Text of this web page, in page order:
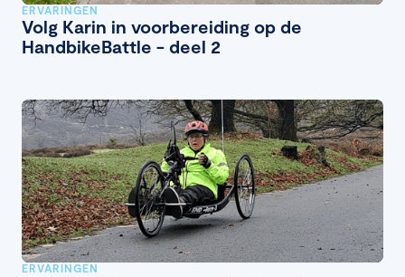
ERVARINGEN
Volg Karin in voorbereiding op de
HandbikeBattle - deel 2
ERVARINGEN